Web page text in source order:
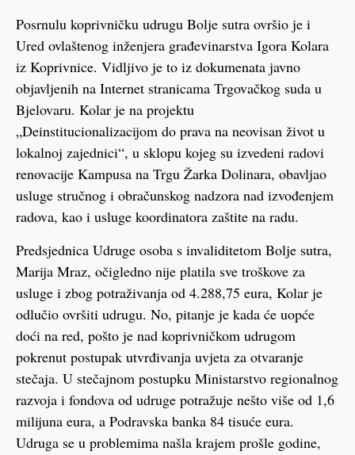
Posrnulu koprivničku udrugu Bolje sutra ovršio je i
Ured ovlaštenog inženjera građevinarstva Igora Kolara
iz Koprivnice. Vidljivo je to iz dokumenata javno
objavljenih na Internet stranicama Trgovačkog suda u
Bjelovaru. Kolar je na projektu
„Deinstitucionalizacijom do prava na neovisan život u
lokalnoj zajednici“, u sklopu kojeg su izvedeni radovi
renovacije Kampusa na Trgu Žarka Dolinara, obavljao
usluge stručnog i obračunskog nadzora nad izvođenjem
radova, kao i usluge koordinatora zaštite na radu.
Predsjednica Udruge osoba s invaliditetom Bolje sutra,
Marija Mraz, očigledno nije platila sve troškove za
usluge i zbog potraživanja od 4.288,75 eura, Kolar je
odlučio ovršiti udrugu. No, pitanje je kada će uopće
doći na red, pošto je nad koprivničkom udrugom
pokrenut postupak utvrđivanja uvjeta za otvaranje
stečaja. U stečajnom postupku Ministarstvo regionalnog
razvoja i fondova od udruge potražuje nešto više od 1,6
milijuna eura, a Podravska banka 84 tisuće eura.
Udruga se u problemima našla krajem prošle godine,